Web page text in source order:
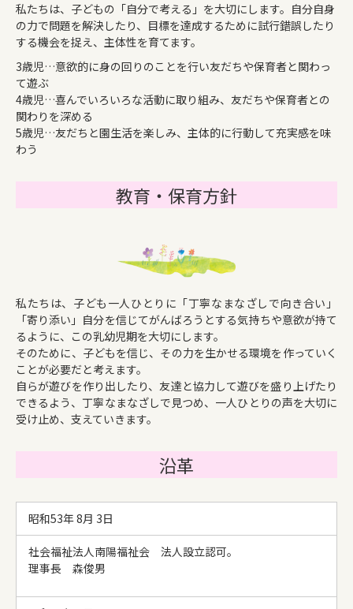
私たちは、子どもの「自分で考える」を大切にします。自分自身
の力で問題を解決したり、目標を達成するために試行錯誤したり
する機会を捉え、主体性を育てます。
3歳児…意欲的に身の回りのことを行い友だちや保育者と関わっ
て遊ぶ
4歳児…喜んでいろいろな活動に取り組み、友だちや保育者との
関わりを深める
5歳児…友だちと園生活を楽しみ、主体的に行動して充実感を味
わう
教育・保育方針
私たちは、子ども一人ひとりに「丁寧なまなざしで向き合い」
「寄り添い」自分を信じてがんばろうとする気持ちや意欲が持て
るように、この乳幼児期を大切にします。
そのために、子どもを信じ、その力を生かせる環境を作っていく
ことが必要だと考えます。
自らが遊びを作り出したり、友達と協力して遊びを盛り上げたり
できるよう、丁寧なまなざしで見つめ、一人ひとりの声を大切に
受け止め、支えていきます。
沿革
昭和53年 8月 3日
社会福祉法人南陽福祉会 法人設立認可。
理事長 森俊男